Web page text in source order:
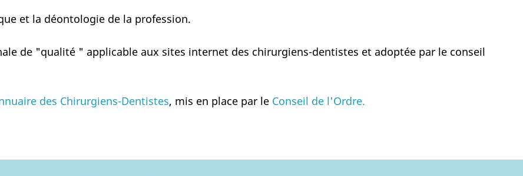
et la déontologie de la profession.
de "qualité " applicable aux sites internet des chirurgiens-dentistes et adoptée par le conseil
des Chirurgiens-Dentistes, mis en place par le Conseil de l'Ordre.